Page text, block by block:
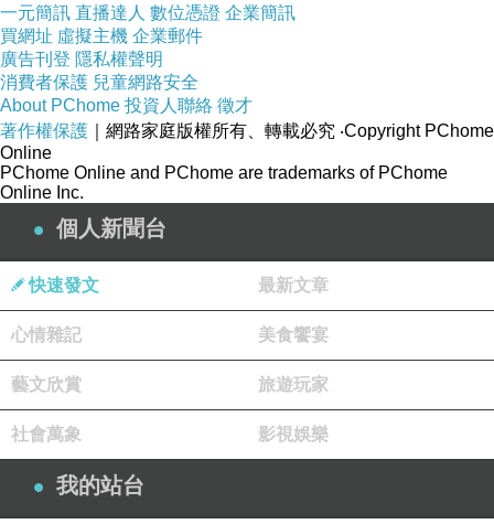
一元簡訊 直播達人 數位憑證 企業簡訊
買網址 虛擬主機 企業郵件
廣告刊登 隱私權聲明
消費者保護 兒童網路安全
About PChome 投資人聯絡 徵才
著作權保護 ｜網路家庭版權所有、轉載必究 ‧Copyright PChome
Online
PChome Online and PChome are trademarks of PChome
Online Inc.
個人新聞台
快速發文 最新文章
心情雜記 美食饗宴
藝文欣賞 旅遊玩家
社會萬象 影視娛樂
我的站台